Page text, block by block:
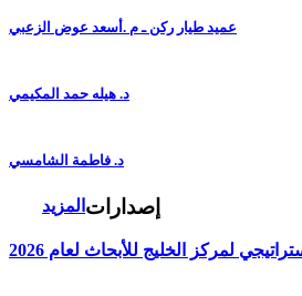
عميد طيار ركن ـ م .أسعد عوض الزعبي
د. هيله حمد المكيمي
د. فاطمة الشامسي
المزيد إصدارات
لمركز الخليج للأبحاث لعام 2026